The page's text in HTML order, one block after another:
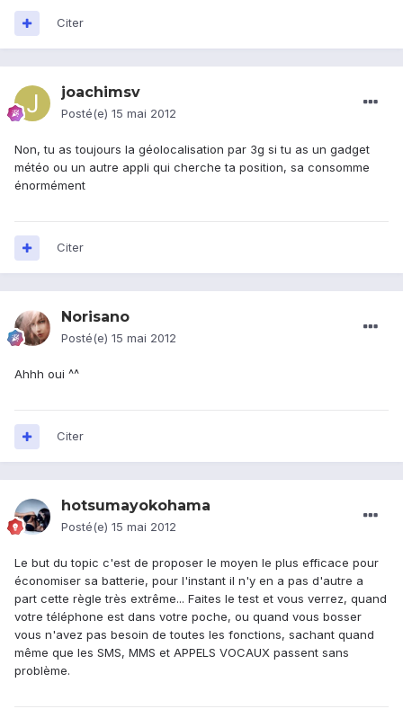
Citer
joachimsv
Posté(e) 15 mai 2012
Non, tu as toujours la géolocalisation par 3g si tu as un gadget
météo ou un autre appli qui cherche ta position, sa consomme
énormément
Citer
Norisano
Posté(e) 15 mai 2012
Ahhh oui ^^
Citer
hotsumayokohama
Posté(e) 15 mai 2012
Le but du topic c'est de proposer le moyen le plus efficace pour
économiser sa batterie, pour l'instant il n'y en a pas d'autre a
part cette règle très extrême... Faites le test et vous verrez, quand
votre téléphone est dans votre poche, ou quand vous bosser
vous n'avez pas besoin de toutes les fonctions, sachant quand
même que les SMS, MMS et APPELS VOCAUX passent sans
problème.